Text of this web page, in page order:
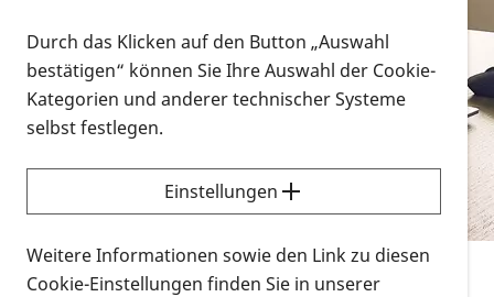
Vorlesen
Alle Infomaterialien in verschiedenen
Formaten an einem Ort
Sie möchten wissen, wie Sie nach Infonmaterial
suchen und dieses bestellen bzw. herunterladen
können? Schauen Sie sich dieErklärvideos zum
Thema Infomaterial auf der PRO RETINA-Website
für blinde und sehbehinderte Menschen an.
Durch das Klicken auf den Button „Auswahl
bestätigen“ können Sie Ihre Auswahl der Cookie-
Kategorien und anderer technischer Systeme
selbst festlegen.
Einstellungen
Weitere Informationen sowie den Link zu diesen
Cookie-Einstellungen finden Sie in unserer